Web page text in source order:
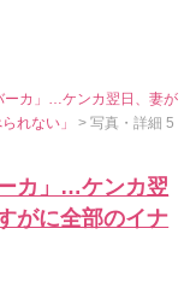
ーカ」…ケンカ翌日、妻が
られない」> 写真・詳細 5
カ」…ケンカ翌
がに全部のイナ